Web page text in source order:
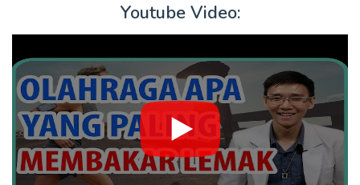
Youtube Video: